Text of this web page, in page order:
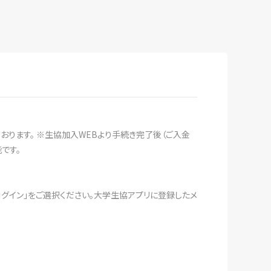
ります。 ※生協加入WEBより手続き完了後（ご入金
す。
イン」をご選択ください。大学生協アプリに登録したメ